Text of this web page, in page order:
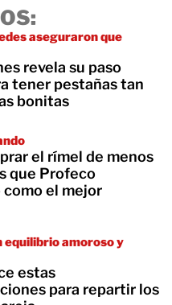
aseguraron que
revela su paso
tener pestañas tan
bonitas
el rímel de menos
que Profeco
el mejor
equilibrio amoroso y
estas
para repartir los